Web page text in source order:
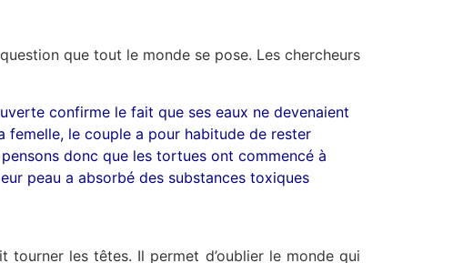
que tout le monde se pose. Les chercheurs
confirme le fait que ses eaux ne devenaient
femelle, le couple a pour habitude de rester
donc que les tortues ont commencé à
peau a absorbé des substances toxiques
tourner les têtes. Il permet d’oublier le monde qui